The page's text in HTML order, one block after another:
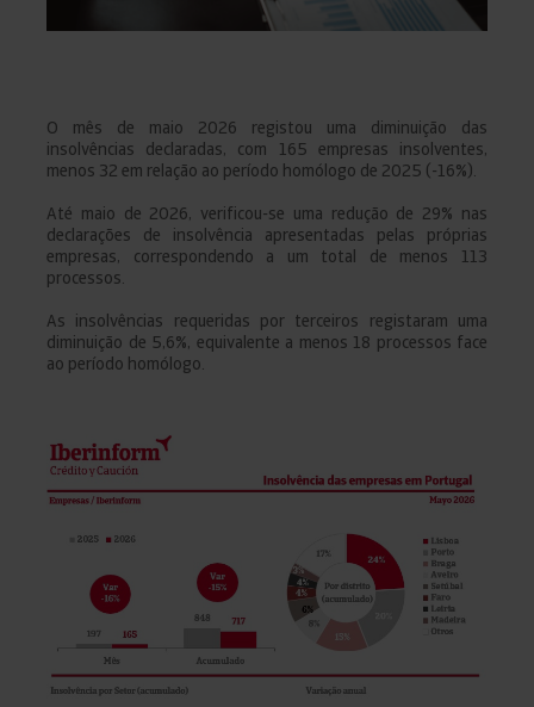
O mês de maio 2026 registou uma diminuição das
insolvências declaradas, com 165 empresas insolventes,
menos 32 em relação ao período homólogo de 2025 (-16%).
Até maio de 2026, verificou-se uma redução de 29% nas
declarações de insolvência apresentadas pelas próprias
empresas, correspondendo a um total de menos 113
processos.
As insolvências requeridas por terceiros registaram uma
diminuição de 5,6%, equivalente a menos 18 processos face
ao período homólogo.